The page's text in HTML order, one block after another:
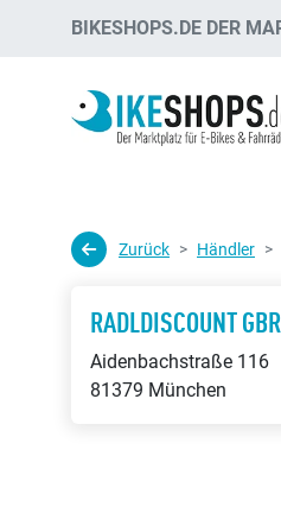
BIKESHOPS.DE DER
Zurück Händler
RADLDISCOUNT GBR
Aidenbachstraße 116
81379 München